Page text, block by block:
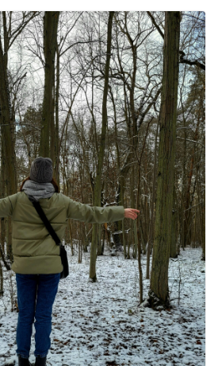
वजन घटाने के लिए 8 बेहतरीन वॉकिंग
एक्सरसाइज: 1 महीने में पाएं 3-4 किलो कम
वजन
July 31, 2026 1 Comment
16 ज़रूरी कीबोर्ड शॉर्टकट्स जो आपकी
उत्पादकता को दोगुना कर देंगे
August 7, 2026 0 Comments